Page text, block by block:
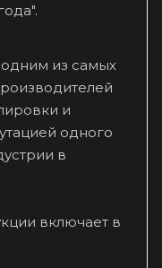
из самых
и
одного
в
включает в